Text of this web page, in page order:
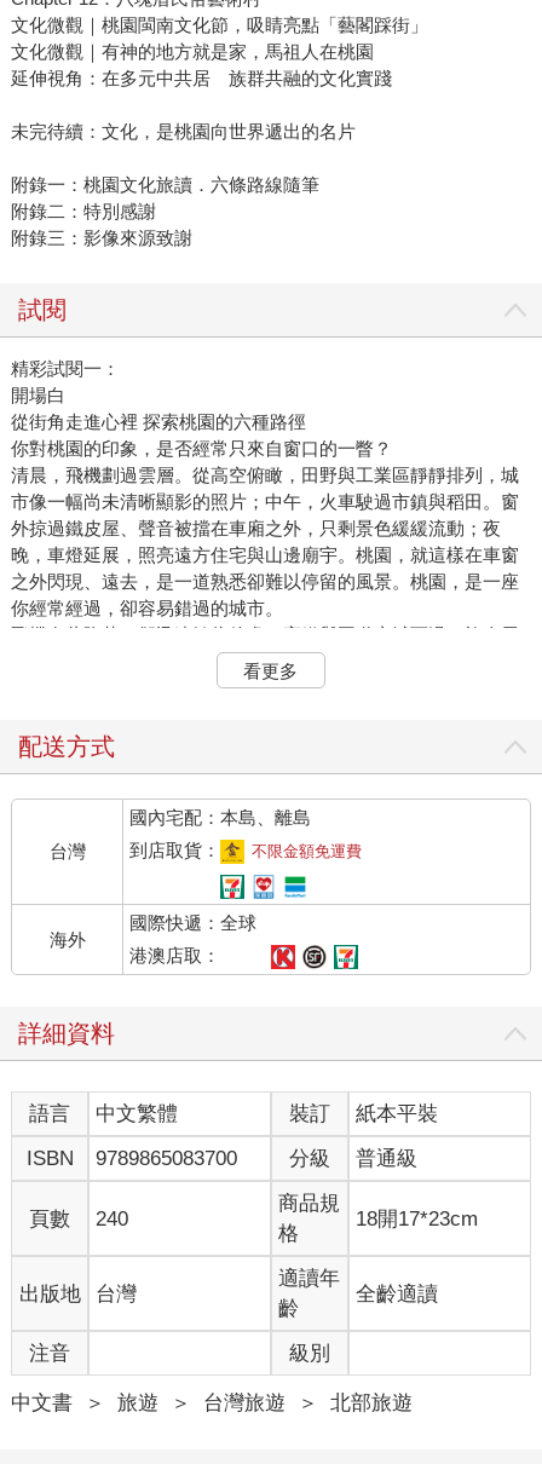
文化微觀｜桃園閩南文化節，吸睛亮點「藝閣踩街」
文化微觀｜有神的地方就是家，馬祖人在桃園
延伸視角：在多元中共居 族群共融的文化實踐
未完待續：文化，是桃園向世界遞出的名片
附錄一：桃園文化旅讀．六條路線隨筆
附錄二：特別感謝
附錄三：影像來源致謝
試閱
精彩試閱一：
開場白
從街角走進心裡 探索桃園的六種路徑
你對桃園的印象，是否經常只來自窗口的一瞥？
清晨，飛機劃過雲層。從高空俯瞰，田野與工業區靜靜排列，城
市像一幅尚未清晰顯影的照片；中午，火車駛過市鎮與稻田。窗
外掠過鐵皮屋、聲音被擋在車廂之外，只剩景色緩緩流動；夜
晚，車燈延展，照亮遠方住宅與山邊廟宇。桃園，就這樣在車窗
之外閃現、遠去，是一道熟悉卻難以停留的風景。桃園，是一座
你經常經過，卻容易錯過的城市。
飛機在此降落，卻迅速轉往他處；高鐵與國道穿城而過，旅人馬
不停蹄。它像是一段被快轉的路程，總在視野中掠過又退場。對
多數人而言，桃園是起點或中繼站，卻很少是目的地。但其實，
靜立街角，日式宿舍隱於巷弄，眷村老屋的一磚一瓦則被保留下
在這座城市裡，閩南、客家、原住民與新住民的生活交織並行。
每一種語言、每一道風味、每一場節慶，都是桃園的日常，也讓
它的面貌不斷變化、重組。只要肯稍作停留，你會發現：這裡不
是匆匆一瞥的過渡地，而是一座有故事、有溫度，也有文化底蘊
的城市。
「在地人」同行看見真實的桃園
桃園，是一座層疊著時間與族群記憶的城市。從清代寺廟、日治
桃園的多元特質為出發點，設計了六條主題路徑。它不只是導覽
地圖，更是一趟趟親身踏查的邀請。
第一條路線：老城時光。從老城展開，在桃園與中壢的舊街區緩
緩行走，市場攤販的呼喚、騎樓下的閒談、牆面上的斑駁痕跡，
共同拼貼出城市的記憶樣貌。
第二條路線：木藝小鎮。轉往大溪，沿著木藝工坊與歷史老屋漫
步前行，觸摸工匠留下的刻痕與溫度，一座百年小鎮的風華，在
巷弄間靜靜流轉。
第三條路線：當代桃園。桃園不只有歷史，也有奔騰向前的節
奏。前往青埔，高鐵、百貨與設計商圈交織出新興生活的輪廓，
一種屬於桃園的當代美學正悄然成形。
第四條路線：眷村鐵三角。帶領讀者回到記憶現場——眷村。桃
園的眷村密度是全臺數一數二，而馬祖新村、太武新村與憲光二
村構成的「眷村鐵三角」，不僅保留了建築空間，更承載著跨族
群的遷徙故事，以及家常菜裡的集體記憶。
看更多
配送方式
台灣
國內宅配：本島、離島
到店取貨：
不限金額免運費
海外
國際快遞：全球
港澳店取：
詳細資料
語言 中文繁體 裝訂
紙本平裝
ISBN
9789865083700 分級 普通級
頁數 240
商品規
格
18開17*23cm
出版地 台灣
適讀年
齡
全齡適讀
注音 級別
中文書 ＞ 旅遊 ＞ 台灣旅遊 ＞ 北部旅遊